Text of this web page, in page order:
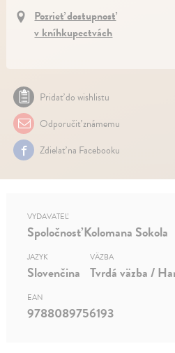
Pozrieť dostupnosť
v kníhkupectvách
Pridať do wishlistu
Odporučiť známemu
Zdielať na Facebooku
VYDAVATEĽ
Spoločnosť Kolomana Sokola
JAZYK
Slovenčina
VÄZBA
Tvrdá väzba /
EAN
9788089756193